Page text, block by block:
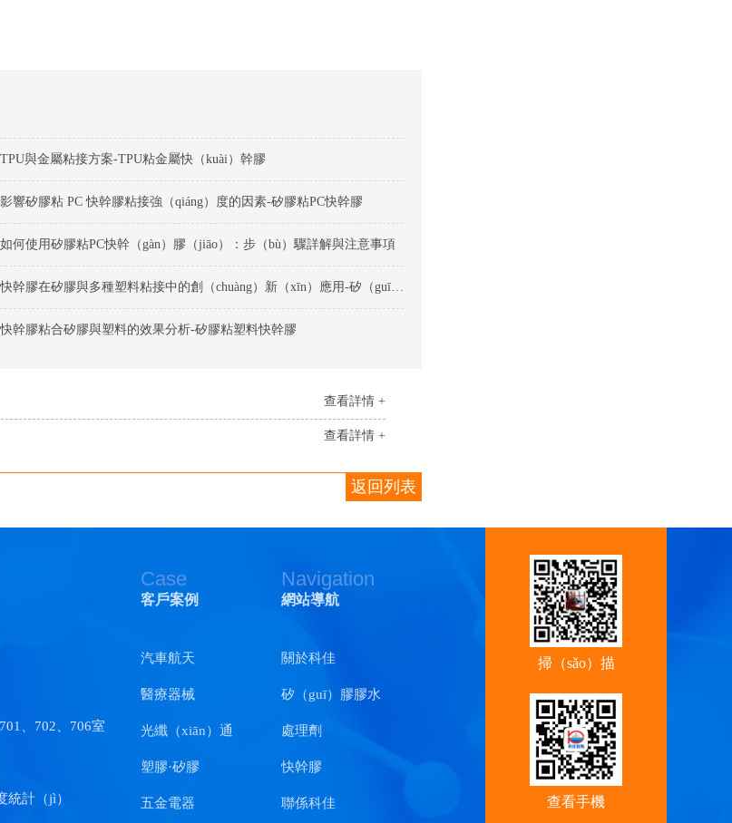
TPU與金屬粘接方案-TPU粘金屬快（kuài）幹膠
影響矽膠粘 PC 快幹膠粘接強（qiáng）度的因素-矽膠粘PC快幹膠
如何使用矽膠粘PC快幹（gàn）膠（jiāo）：步（bù）驟詳解與注意事項
快幹膠在矽膠與多種塑料粘接中的創（chuàng）新（xīn）應用-矽（guī）膠粘塑料快幹膠
快幹膠粘合矽膠與塑料的效果分析-矽膠粘塑料快幹膠
查看詳情 +
查看詳情 +
返回列表
、702、706室
統計（jì）
Case
客戶案例
汽車航天
醫療器械
光纖（xiān）通
（tōng）訊
塑膠·矽膠
五金電器
Navigation
網站導航
關於科佳
矽（guī）膠膠水
處理劑
快幹膠
聯係科佳
掃（sǎo）描
（miáo）關注
我（wǒ）們
查看手機